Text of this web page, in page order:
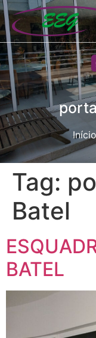
Início
Tag:
Batel
BATEL